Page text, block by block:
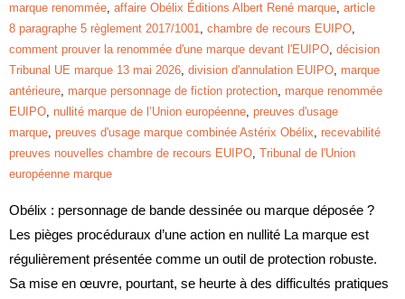
marque renommée, affaire Obélix Éditions Albert René marque, article
8 paragraphe 5 règlement 2017/1001, chambre de recours EUIPO,
comment prouver la renommée d'une marque devant l'EUIPO, décision
Tribunal UE marque 13 mai 2026, division d'annulation EUIPO, marque
antérieure, marque personnage de fiction protection, marque renommée
EUIPO, nullité marque de l’Union européenne, preuves d'usage
marque, preuves d'usage marque combinée Astérix Obélix, recevabilité
preuves nouvelles chambre de recours EUIPO, Tribunal de l'Union
européenne marque
Obélix : personnage de bande dessinée ou marque déposée ?
Les pièges procéduraux d’une action en nullité La marque est
régulièrement présentée comme un outil de protection robuste.
Sa mise en œuvre, pourtant, se heurte à des difficultés pratiques